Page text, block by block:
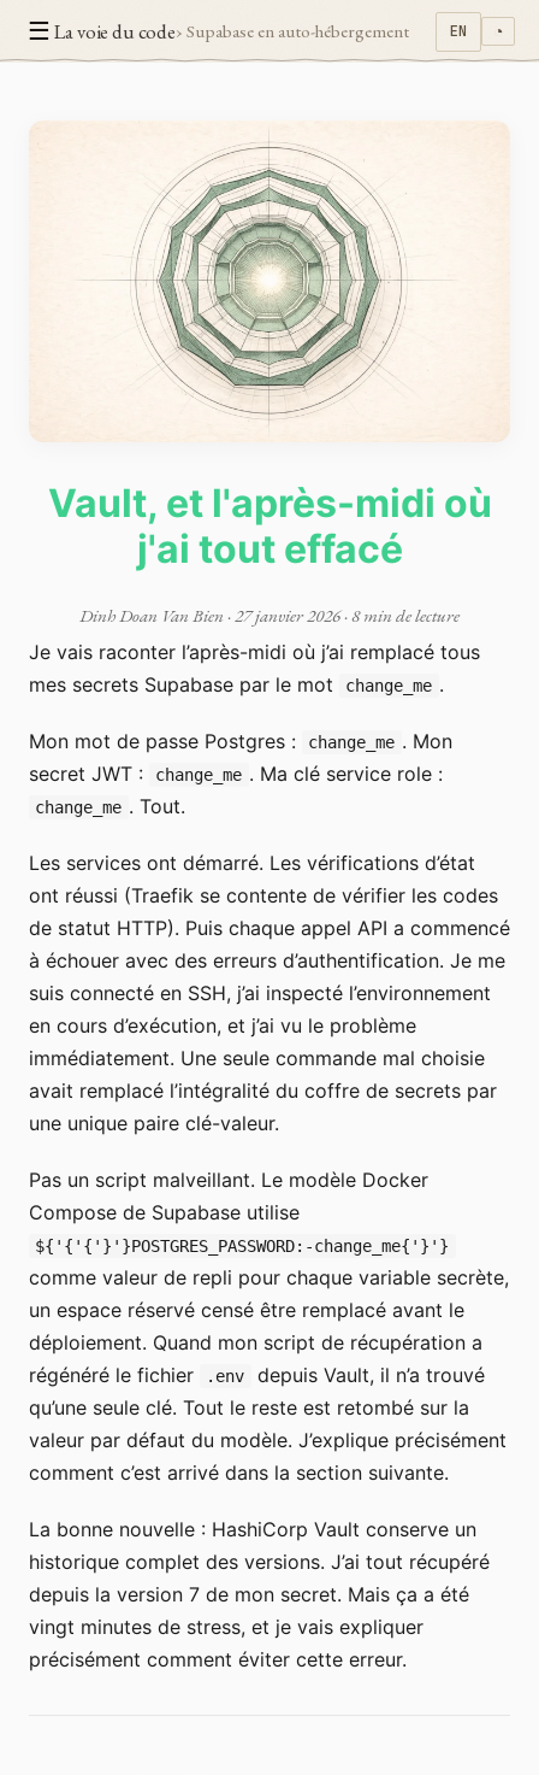
☰ La voie du code› Supabase en auto-hébergement EN ◔
Vault, et l'après-midi où
j'ai tout effacé
Dinh Doan Van Bien ·27 janvier 2026· 8 min de lecture
Je vais raconter l’après-midi où j’ai remplacé tous
mes secrets Supabase par le mot
change_me .
Mon mot de passe Postgres : change_me . Mon
secret JWT :
change_me . Ma clé service role :
change_me . Tout.
Les services ont démarré. Les vérifications d’état
ont réussi (Traefik se contente de vérifier les codes
de statut HTTP). Puis chaque appel API a commencé
à échouer avec des erreurs d’authentification. Je me
suis connecté en SSH, j’ai inspecté l’environnement
en cours d’exécution, et j’ai vu le problème
immédiatement. Une seule commande mal choisie
avait remplacé l’intégralité du coffre de secrets par
une unique paire clé-valeur.
Pas un script malveillant. Le modèle Docker
Compose de Supabase utilise
${'{'{'}'}POSTGRES_PASSWORD:-change_me{'}'}
comme valeur de repli pour chaque variable secrète,
un espace réservé censé être remplacé avant le
déploiement. Quand mon script de récupération a
régénéré le fichier
.env
depuis Vault, il n’a trouvé
qu’une seule clé. Tout le reste est retombé sur la
valeur par défaut du modèle. J’explique précisément
comment c’est arrivé dans la section suivante.
La bonne nouvelle : HashiCorp Vault conserve un
historique complet des versions. J’ai tout récupéré
depuis la version 7 de mon secret. Mais ça a été
vingt minutes de stress, et je vais expliquer
précisément comment éviter cette erreur.